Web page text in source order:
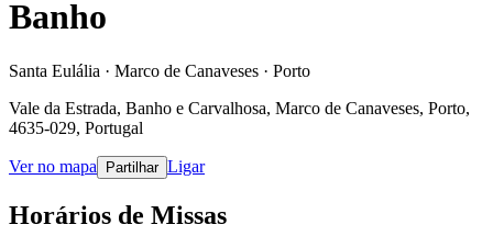
Banho
Santa Eulália · Marco de Canaveses · Porto
Vale da Estrada, Banho e Carvalhosa, Marco de Canaveses, Porto,
4635-029, Portugal
Ver no mapa Partilhar Ligar
Horários de Missas